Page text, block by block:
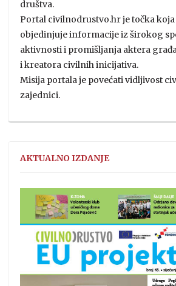
društva.
Portal civilnodrustvo.hr je točka
objedinjuje informacije iz širokog
aktivnosti i promišljanja aktera
i kreatora civilnih inicijativa.
Misija portala je povećati vidljivost
zajednici.
AKTUALNO IZDANJE